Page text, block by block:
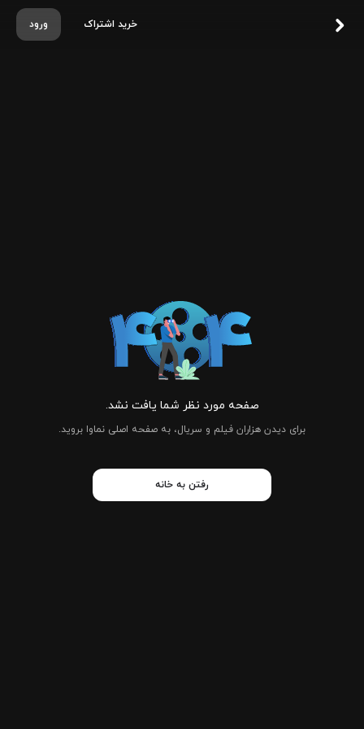
ورود خرید اشتراک
صفحه مورد نظر شما یافت نشد.
برای دیدن هزاران فیلم و سریال، به صفحه اصلی نماوا بروید.
رفتن به خانه